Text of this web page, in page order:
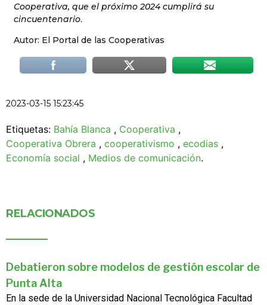
Cooperativa, que el próximo 2024 cumplirá su
cincuentenario.
Autor: El Portal de las Cooperativas
2023-03-15 15:23:45
Etiquetas: Bahía Blanca , Cooperativa ,
Cooperativa Obrera , cooperativismo , ecodias ,
Economía social , Medios de comunicación.
RELACIONADOS
Debatieron sobre modelos de gestión escolar de
Punta Alta
En la sede de la Universidad Nacional Tecnológica Facultad